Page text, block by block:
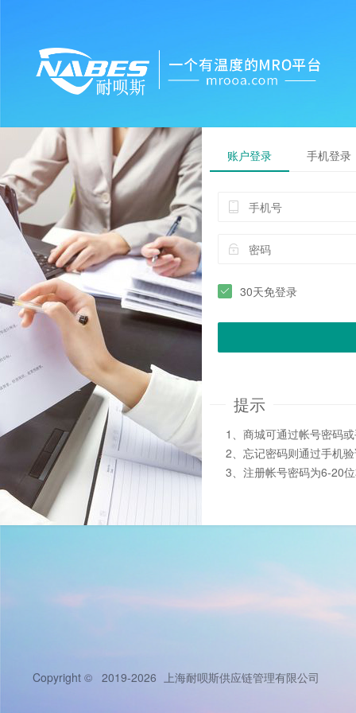
账户登录 手机登录
30天免登录
提示
1、商城可通过帐号密码
2、忘记密码则通过手机
3、注册帐号密码为6-20
Copyright © 2019-2026 上海耐呗斯供应链管理有限公司